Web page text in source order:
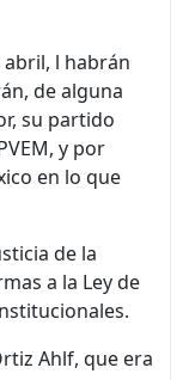
abril, l habrán
de alguna
su partido
y por
en lo que
de la
a la Ley de
Ahlf, que era